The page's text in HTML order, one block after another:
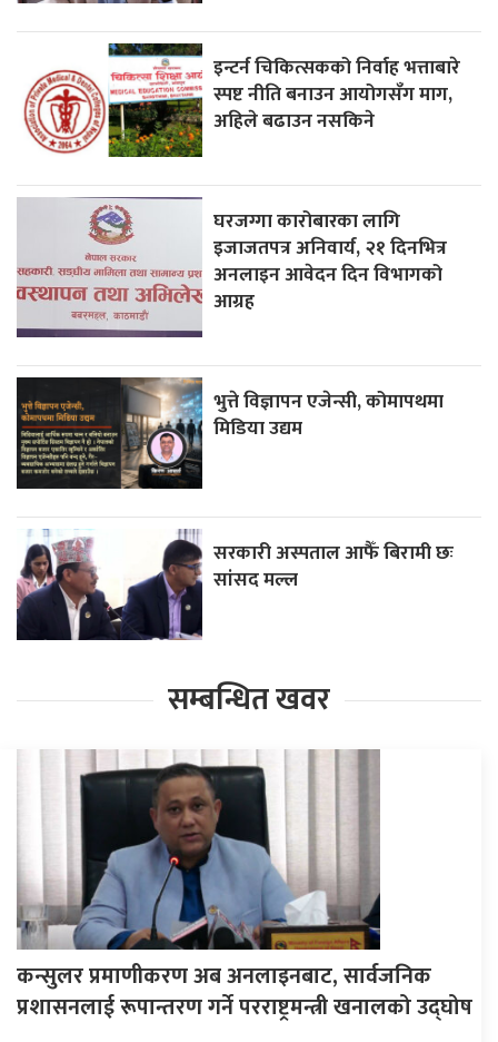
इन्टर्न चिकित्सकको निर्वाह भत्ताबारे
स्पष्ट नीति बनाउन आयोगसँग माग,
अहिले बढाउन नसकिने
घरजग्गा कारोबारका लागि
इजाजतपत्र अनिवार्य, २१ दिनभित्र
अनलाइन आवेदन दिन विभागको
आग्रह
भुत्ते विज्ञापन एजेन्सी, कोमापथमा
मिडिया उद्यम
सरकारी अस्पताल आफैँ बिरामी छः
सांसद मल्ल
सम्बन्धित खवर
कन्सुलर प्रमाणीकरण अब अनलाइनबाट, सार्वजनिक
प्रशासनलाई रूपान्तरण गर्ने परराष्ट्रमन्त्री खनालको उद्घोष